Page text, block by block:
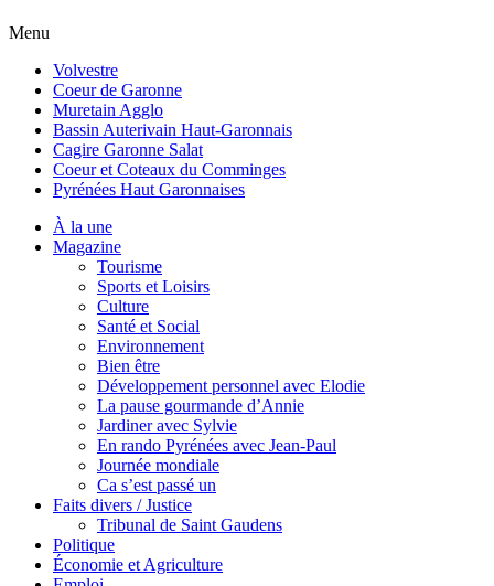
Menu
Volvestre
Coeur de Garonne
Muretain Agglo
Bassin Auterivain Haut-Garonnais
Cagire Garonne Salat
Coeur et Coteaux du Comminges
Pyrénées Haut Garonnaises
À la une
Magazine
Tourisme
Sports et Loisirs
Culture
Santé et Social
Environnement
Bien être
Développement personnel avec Elodie
La pause gourmande d’Annie
Jardiner avec Sylvie
En rando Pyrénées avec Jean-Paul
Journée mondiale
Ca s’est passé un
Faits divers / Justice
Tribunal de Saint Gaudens
Politique
Économie et Agriculture